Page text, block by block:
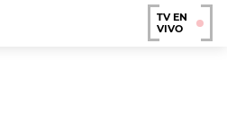
TV EN
VIVO